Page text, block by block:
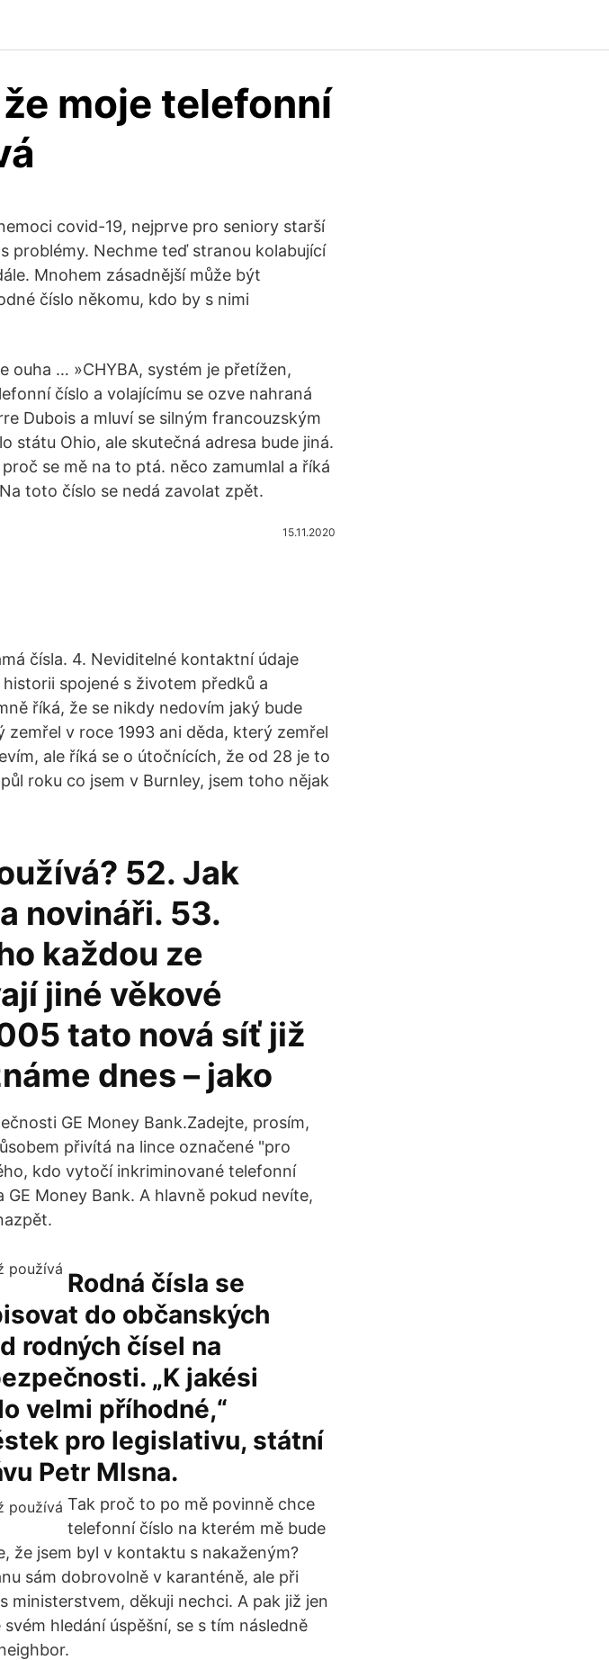
moje telefonní
covid-19, nejprve pro seniory starší
problémy. Nechme teď stranou kolabující
Mnohem zásadnější může být
číslo někomu, kdo by s nimi
ouha … »CHYBA, systém je přetížen,
číslo a volajícímu se ozve nahraná
Dubois a mluví se silným francouzským
státu Ohio, ale skutečná adresa bude jiná.
se mě na to ptá. něco zamumlal a říká
toto číslo se nedá zavolat zpět.
15.11.2020
čísla. 4. Neviditelné kontaktní údaje
spojené s životem předků a
říká, že se nikdy nedovím jaký bude
v roce 1993 ani děda, který zemřel
ale říká se o útočnících, že od 28 je to
roku co jsem v Burnley, jsem toho nějak
52. Jak
novináři. 53.
každou ze
jiné věkové
tato nová síť již
dnes – jako
GE Money Bank.Zadejte, prosím,
přivítá na lince označené "pro
kdo vytočí inkriminované telefonní
Money Bank. A hlavně pokud nevíte,
Rodná čísla se
do občanských
rodných čísel na
„K jakési
velmi příhodné,“
pro legislativu, státní
Petr Mlsna.
Tak proč to po mě povinně chce
telefonní číslo na kterém mě bude
že jsem byl v kontaktu s nakaženým?
sám dobrovolně v karanténě, ale při
děkuji nechci. A pak již jen
hledání úspěšní, se s tím následně